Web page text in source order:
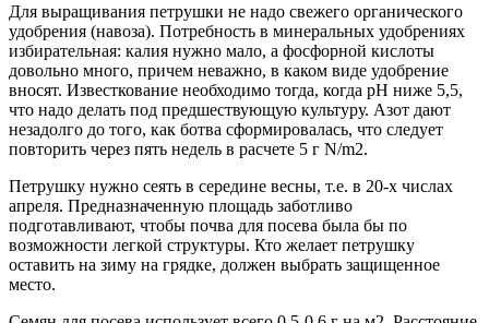
Для выращивания петрушки не надо свежего органического
удобрения (навоза). Потребность в минеральных удобрениях
избирательная: калия нужно мало, а фосфорной кислоты
довольно много, причем неважно, в каком виде удобрение
вносят. Из­весткование необходимо тогда, когда pH ниже 5,5,
что надо де­лать под предшествующую культуру. Азот дают
незадолго до того, как ботва сформировалась, что следует
повторить через пять недель в расчете 5 г N/m2.
Петрушку нужно сеять в середине весны, т.е. в 20-х чис­лах
апреля. Предназначенную площадь забот­ливо
подготавливают, чтобы почва для посева была бы по
возможности легкой структуры. Кто желает пет­рушку
оставить на зиму на грядке, должен выбрать защищенное
место.